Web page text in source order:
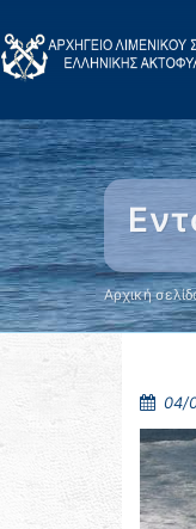
Αρχική
04/